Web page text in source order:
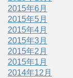
2015年6月
2015年5月
2015年4月
2015年3月
2015年2月
2015年1月
2014年12月